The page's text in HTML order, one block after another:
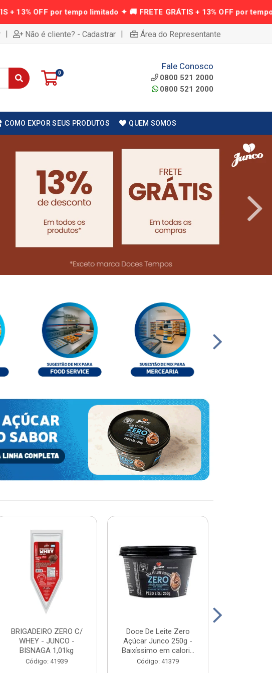
| Não é cliente? - Cadastrar | Área do Representante
0
Fale Conosco
0800 521 2000
0800 521 2000
COMO EXPOR SEUS PRODUTOS QUEM SOMOS
BRIGADEIRO ZERO C/
WHEY - JUNCO -
BISNAGA 1,01kg
Código: 41939
Doce De Leite Zero
Açúcar Junco 250g -
Baixíssimo em calori...
Código: 41379